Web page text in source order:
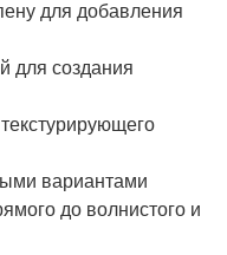
для добавления
для создания
вариантами
до волнистого и